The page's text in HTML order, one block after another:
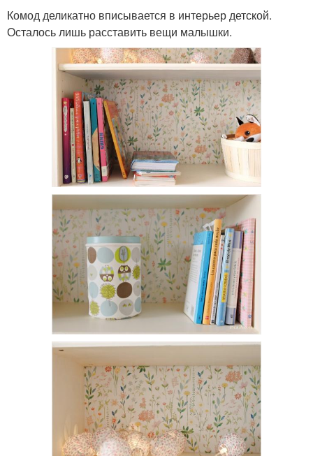
Комод деликатно вписывается в интерьер детской.
Осталось лишь расставить вещи малышки.